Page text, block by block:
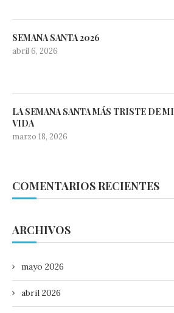
SEMANA SANTA 2026
abril 6, 2026
LA SEMANA SANTA MÁS TRISTE DE MI
VIDA
marzo 18, 2026
COMENTARIOS RECIENTES
ARCHIVOS
mayo 2026
abril 2026